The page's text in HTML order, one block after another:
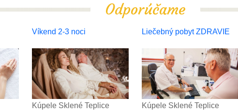
Odporúčame
Víkend 2-3 noci
Kúpele Sklené Teplice
Liečebný pobyt ZDRAVIE
Kúpele Sklené Teplice